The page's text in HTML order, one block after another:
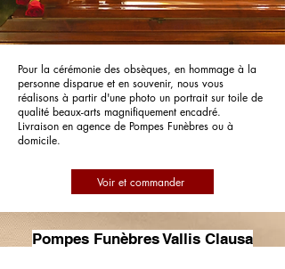
Pour la cérémonie des obsèques, en hommage à la
personne disparue et en souvenir, nous vous
réalisons à partir d'une photo un portrait sur toile de
qualité beaux-arts magnifiquement encadré.
Livraison en agence de Pompes Funèbres ou à
domicile.
Voir et commander
Pompes Funèbres Vallis Clausa